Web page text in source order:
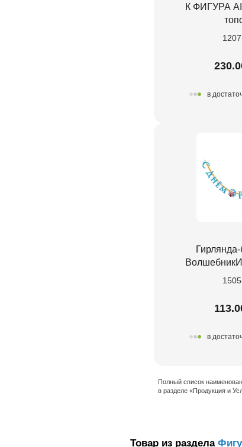
К ФИГУРА
в
в
Полный список
в разделе «Продукция и
Товар из раздела